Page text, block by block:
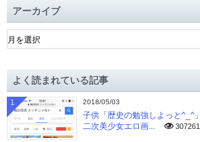
アーカイブ
ア
ー
ブよく読まれている記事
2018/05/03
子供「歴史の勉強しよっと^_^
二次美少女エロ画...
307261
1